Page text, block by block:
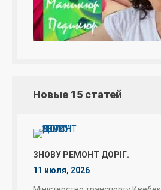
Новые 15 статей
ЗНОВУ РЕМОНТ ДОРІГ.
11 июля, 2026